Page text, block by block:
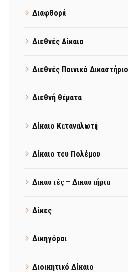
Διαφθορά
Διεθνές Δίκαιο
Διεθνές Ποινικό Δικαστήριο
Διεθνή θέματα
Δίκαιο Καταναλωτή
Δίκαιο του Πολέμου
Δικαστές – Δικαστήρια
Δίκες
Δικηγόροι
Διοικητικό Δίκαιο